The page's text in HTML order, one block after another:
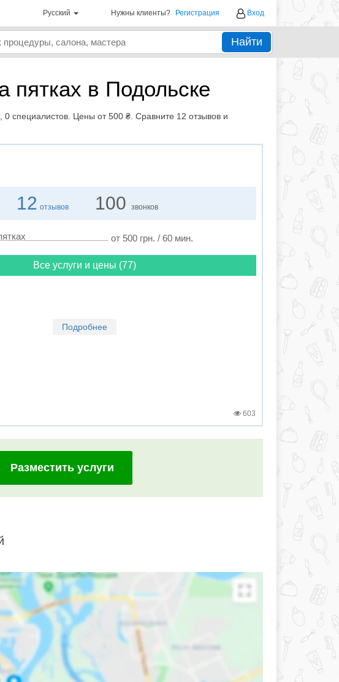
Русский Нужны клиенты? Регистрация Вход
Найти
пятках в Подольске
специалистов. Цены от 500 ₴. Сравните 12 отзывов и
12 отзывов 100 звонков
от 500 грн. / 60 мин.
Все услуги и цены (77)
Подробнее
603
Разместить услуги